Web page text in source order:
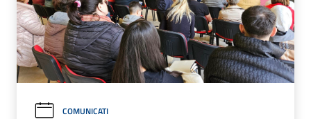
COMUNICATI